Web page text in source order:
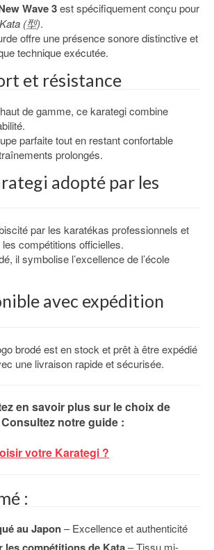
Wave 3est spécifiquement conçu pour
Kata (型).
offre une présence sonore distinctive et
technique exécutée.
et résistance
de gamme, ce karategi combine
parfaite tout en restant confortable
prolongés.
adopté par les
par les karatékas professionnels et
compétitions officielles.
il symbolise l’excellence de l’école
avec expédition
brodé est en stock et prêt à être expédié
une livraison rapide et sécurisée.
en savoir plus sur le choix de
notre guide :
votre Karategi ?
:
au Japon– Excellence et authenticité
– Tissu mi-